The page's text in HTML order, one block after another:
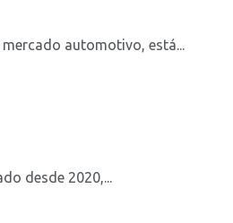
automotivo, está...
desde 2020,...